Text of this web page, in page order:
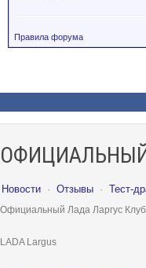
Правила форума
Новости · Отзывы · Тест-
Официальный Лада Ларгус Клуб
LADA Largus